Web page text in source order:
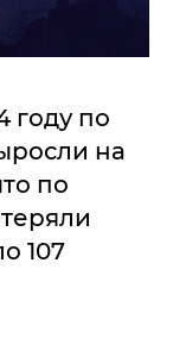
году по
на
по
107